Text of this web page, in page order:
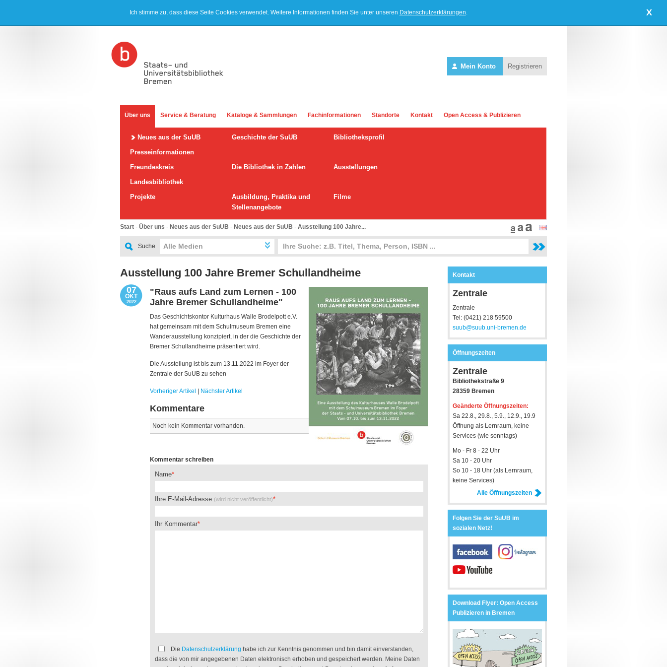
Ich stimme zu, dass diese Seite Cookies verwendet. Weitere Informationen finden Sie unter unseren Datenschutzerklärungen. X
Mein Konto Registrieren
Über uns Service & Beratung Kataloge & Sammlungen Fachinformationen Standorte Kontakt Open Access & Publizieren
Neues aus der SuUB Geschichte der SuUB
Bibliotheksprofil
Presseinformationen
Freundeskreis
Die Bibliothek in Zahlen
Ausstellungen
Landesbibliothek
Projekte
Ausbildung, Praktika und
Stellenangebote
Filme
Start - Über uns - Neues aus der SuUB - Neues aus der SuUB - Ausstellung 100 Jahre...
Suche Alle Medien
Ausstellung 100 Jahre Bremer Schullandheime
07
OKT
2022
"Raus aufs Land zum Lernen - 100
Jahre Bremer Schullandheime"
Das Geschichtskontor Kulturhaus Walle Brodelpott e.V.
hat gemeinsam mit dem Schulmuseum Bremen eine
Wanderausstellung konzipiert, in der die Geschichte der
Bremer Schullandheime präsentiert wird.
Die Ausstellung ist bis zum 13.11.2022 im Foyer der
Zentrale der SuUB zu sehen
Vorheriger Artikel Nächster Artikel
Kommentare
Noch kein Kommentar vorhanden.
Kommentar schreiben
Name
Ihre E-Mail-Adresse (wird nicht veröffentlicht)
Ihr Kommentar
Die Datenschutzerklärung habe ich zur Kenntnis genommen und bin damit einverstanden,
dass die von mir angegebenen Daten elektronisch erhoben und gespeichert werden. Meine Daten
Kontakt
Zentrale
Zentrale
Tel: (0421) 218 59500
suub@suub.uni-bremen.de
Öffnungszeiten
Zentrale
Bibliothekstraße 9
28359 Bremen
Geänderte Öffnungszeiten:
Sa 22.8., 29.8., 5.9., 12.9., 19.9
Öffnung als Lernraum, keine
Services (wie sonntags)
Mo - Fr 8 - 22 Uhr
Sa 10 - 20 Uhr
So 10 - 18 Uhr (als Lernraum,
keine Services)
Alle Öffnungszeiten
Folgen Sie der SuUB im
sozialen Netz!
Download Flyer: Open Access
Publizieren in Bremen